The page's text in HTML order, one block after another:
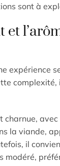
sont à
et
expérience
la viande,
il